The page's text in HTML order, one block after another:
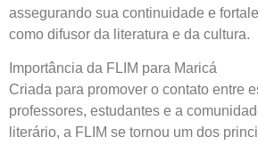
assegurando sua continuidade e
como difusor da literatura e da cultura.
Importância da FLIM para Maricá
Criada para promover o contato entre
professores, estudantes e a
literário, a FLIM se tornou um dos